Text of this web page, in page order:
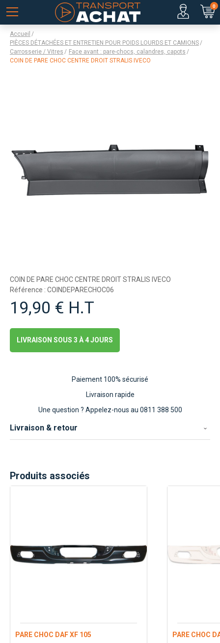
Accueil
PIÈCES DÉTACHÉES ET ENTRETIEN POUR POIDS LOURDS ET CAMIONS
Carrosserie / Vitres
Face avant : pare-chocs, calandres, capots
COIN DE PARE CHOC CENTRE DROIT STRALIS IVECO
COIN DE PARE CHOC CENTRE DROIT STRALIS IVECO
Référence : COINDEPARECHOC06
19,90 € H.T
LIVRAISON SOUS 3 À 4 JOURS
Paiement 100% sécurisé
Livraison rapide
Une question ? Appelez-nous au 0811 388 500
Livraison & retour
Produits associés
PARE CHOC DAF XF 105 PARE CHOC
0